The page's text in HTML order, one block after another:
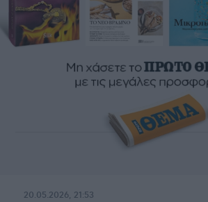
20.05.2026, 21:53